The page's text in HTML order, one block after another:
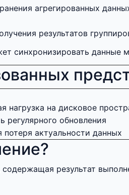
агрегированных
результатов
синхронизировать
нагрузка на дисковое
регулярного обновления
потеря актуальности данных
результат